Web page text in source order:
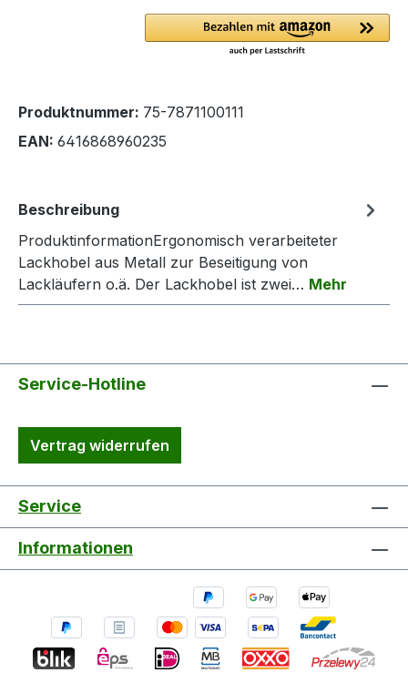
Produktnummer: 75-7871100111
EAN: 6416868960235
Beschreibung
ProduktinformationErgonomisch verarbeiteter
Lackhobel aus Metall zur Beseitigung von
Lackläufern o.ä. Der Lackhobel ist zwei… Mehr
Service-Hotline
Vertrag widerrufen
Service
Informationen